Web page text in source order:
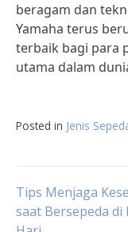
beragam dan
Yamaha terus
terbaik bagi para
utama dalam
Posted in Jenis
Post
Tips Menjaga
saat Bersepeda di